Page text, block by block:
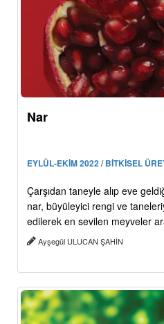
Nar
EYLÜL-EKİM 2022 / BİTKİSEL
Çarşıdan taneyle alıp eve
nar, büyüleyici rengi ve
edilerek en sevilen meyveler
Ayşegül ULUCAN ŞAHİN